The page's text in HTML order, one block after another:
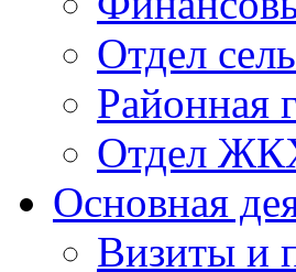
Отдел
Районная
Отдел
Основная
Визиты и